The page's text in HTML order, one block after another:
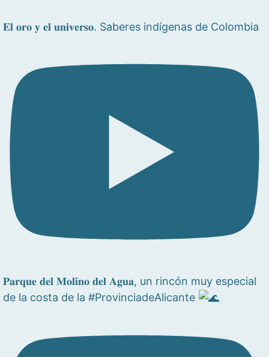
𝐄𝐥 𝐨𝐫𝐨 𝐲 𝐞𝐥 𝐮𝐧𝐢𝐯𝐞𝐫𝐬𝐨. Saberes indígenas de Colombia
𝐏𝐚𝐫𝐪𝐮𝐞 𝐝𝐞𝐥 𝐌𝐨𝐥𝐢𝐧𝐨 𝐝𝐞𝐥 𝐀𝐠𝐮𝐚, un rincón muy especial
de la costa de la #ProvinciadeAlicante